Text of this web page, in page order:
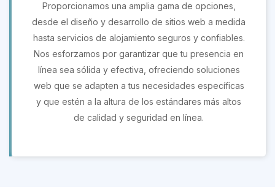
Proporcionamos una amplia gama de opciones,
desde el diseño y desarrollo de sitios web a medida
hasta servicios de alojamiento seguros y confiables.
Nos esforzamos por garantizar que tu presencia en
línea sea sólida y efectiva, ofreciendo soluciones
web que se adapten a tus necesidades específicas
y que estén a la altura de los estándares más altos
de calidad y seguridad en línea.